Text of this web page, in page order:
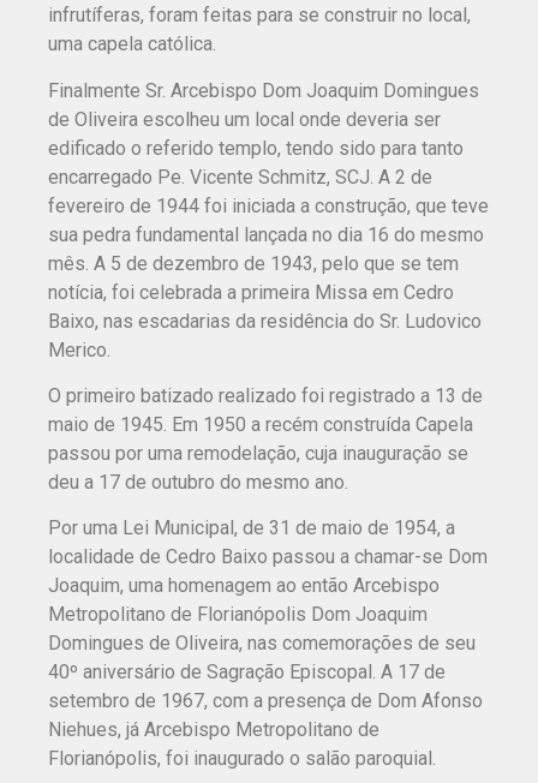
infrutíferas, foram feitas para se construir no local,
uma capela católica.
Finalmente Sr. Arcebispo Dom Joaquim Domingues
de Oliveira escolheu um local onde deveria ser
edificado o referido templo, tendo sido para tanto
encarregado Pe. Vicente Schmitz, SCJ. A 2 de
fevereiro de 1944 foi iniciada a construção, que teve
sua pedra fundamental lançada no dia 16 do mesmo
mês. A 5 de dezembro de 1943, pelo que se tem
notícia, foi celebrada a primeira Missa em Cedro
Baixo, nas escadarias da residência do Sr. Ludovico
Merico.
O primeiro batizado realizado foi registrado a 13 de
maio de 1945. Em 1950 a recém construída Capela
passou por uma remodelação, cuja inauguração se
deu a 17 de outubro do mesmo ano.
Por uma Lei Municipal, de 31 de maio de 1954, a
localidade de Cedro Baixo passou a chamar-se Dom
Joaquim, uma homenagem ao então Arcebispo
Metropolitano de Florianópolis Dom Joaquim
Domingues de Oliveira, nas comemorações de seu
40º aniversário de Sagração Episcopal. A 17 de
setembro de 1967, com a presença de Dom Afonso
Niehues, já Arcebispo Metropolitano de
Florianópolis, foi inaugurado o salão paroquial.